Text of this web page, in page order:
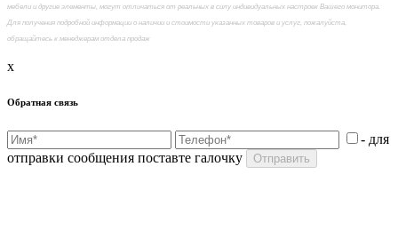
мебели и другие элементы, могут отличаться от реальных в силу индивидуальных настроек Вашего монитора.
Для получения подробной информации о наличии и стоимости указанных товаров и услуг, пожалуйста,
обращайтесь к менеджерам отдела продаж
x
Обратная связь
- для
отправки сообщения поставте галочку